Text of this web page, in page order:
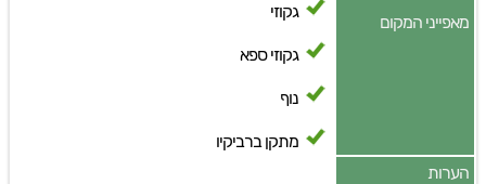
מאפייני המקום
גקוזי
גקוזי ספא
נוף
מתקן ברביקיו
הערות